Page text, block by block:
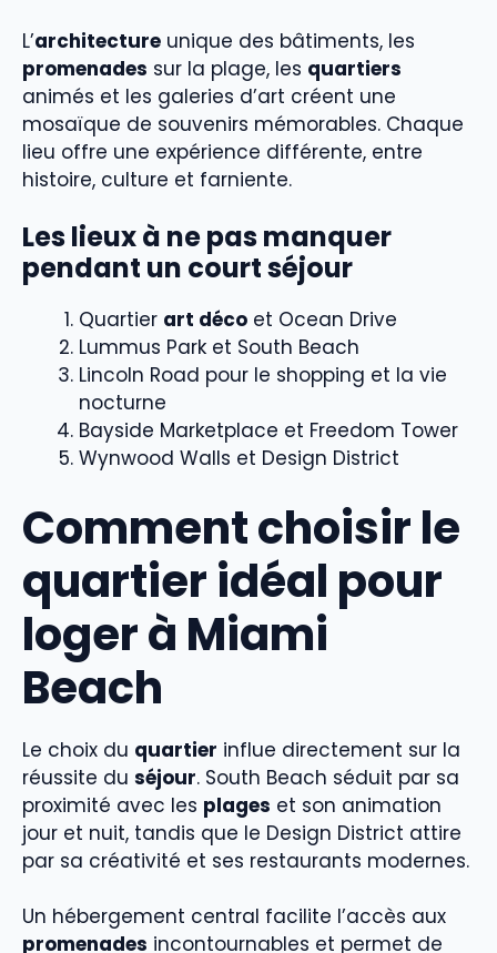
L’architecture unique des bâtiments, les
promenades sur la plage, les quartiers
animés et les galeries d’art créent une
mosaïque de souvenirs mémorables. Chaque
lieu offre une expérience différente, entre
histoire, culture et farniente.
Les lieux à ne pas manquer
pendant un court séjour
Quartier art déco et Ocean Drive
Lummus Park et South Beach
Lincoln Road pour le shopping et la vie
nocturne
Bayside Marketplace et Freedom Tower
Wynwood Walls et Design District
Comment choisir le
quartier idéal pour
loger à Miami
Beach
Le choix du quartier influe directement sur la
réussite du séjour. South Beach séduit par sa
proximité avec les plages et son animation
jour et nuit, tandis que le Design District attire
par sa créativité et ses restaurants modernes.
Un hébergement central facilite l’accès aux
promenades incontournables et permet de